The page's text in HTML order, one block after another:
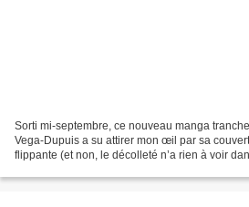
Sorti mi-septembre, ce nouveau manga
Vega-Dupuis a su attirer mon œil par sa
flippante (et non, le décolleté n’a rien à voir